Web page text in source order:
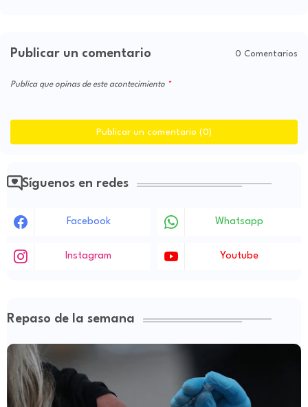
Publicar un comentario 0 Comentarios
Publica que opinas de este acontecimiento
Publicar un comentario (0)
Síguenos en redes
Facebook Whatsapp
Instagram Youtube
Repaso de la semana